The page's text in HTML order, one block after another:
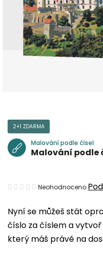
Nyní se můžeš stát
číslo za číslem a
který máš právě na
2+1 ZDARMA
Malování podle čísel
Malování podle
Průměrné
produktu
je
0,0
Neohodnoceno